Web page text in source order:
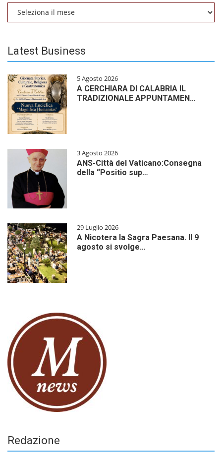
Latest Business
5 Agosto 2026
A CERCHIARA DI CALABRIA IL
TRADIZIONALE APPUNTAMEN…
3 Agosto 2026
ANS-Città del Vaticano:Consegna
della “Positio sup…
29 Luglio 2026
A Nicotera la Sagra Paesana. Il 9
agosto si svolge…
Redazione